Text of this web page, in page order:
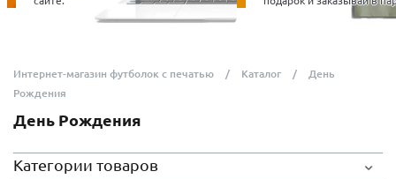
Интернет-магазин футболок с печатью Каталог
День
Рождения
День Рождения
Категории товаров